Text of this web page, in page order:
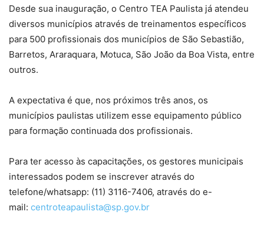
Desde sua inauguração, o Centro TEA Paulista já atendeu
diversos municípios através de treinamentos específicos
para 500 profissionais dos municípios de São Sebastião,
Barretos, Araraquara, Motuca, São João da Boa Vista, entre
outros.
A expectativa é que, nos próximos três anos, os
municípios paulistas utilizem esse equipamento público
para formação continuada dos profissionais.
Para ter acesso às capacitações, os gestores municipais
interessados podem se inscrever através do
telefone/whatsapp: (11) 3116-7406, através do e-
mail: centroteapaulista@sp.gov.br